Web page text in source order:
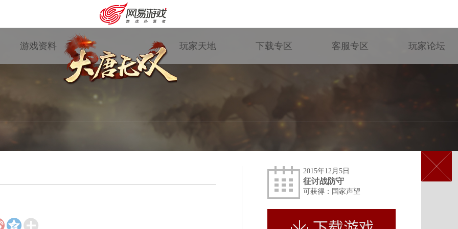
游戏资料 玩家天地 下载专区 客服专区 玩家论坛
游戏专题

2015年12月5日
征讨战防守
可获得：国家声望